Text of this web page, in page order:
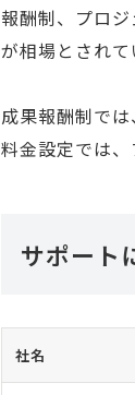
報酬制、プロ
が相場とされて
成果報酬制で
料金設定では、
サポート
社名